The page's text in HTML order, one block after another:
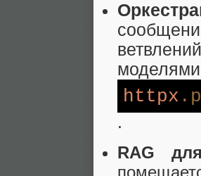
httpx
.
RAG